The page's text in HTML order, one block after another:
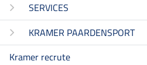
SERVICES
KRAMER PAARDENSPORT
Kramer recrute